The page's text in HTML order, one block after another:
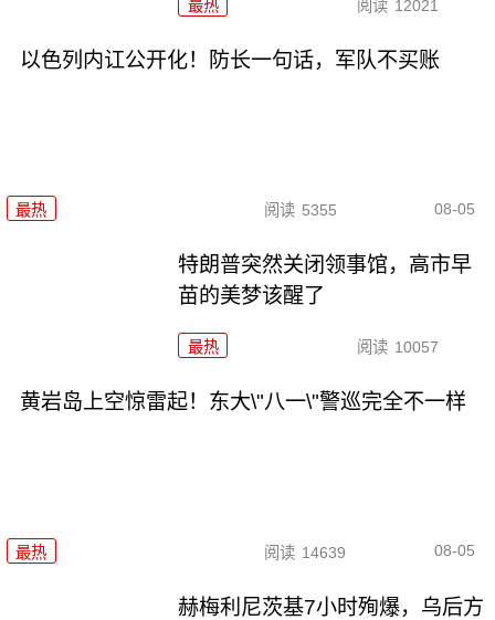
最热 阅读 12021
以色列内讧公开化！防长一句话，军队不买账
最热 阅读 5355 08-05
特朗普突然关闭领事馆，高市早
苗的美梦该醒了
最热 阅读 10057
黄岩岛上空惊雷起！东大\"八一\"警巡完全不一样
最热 阅读 14639 08-05
赫梅利尼茨基7小时殉爆，乌后方